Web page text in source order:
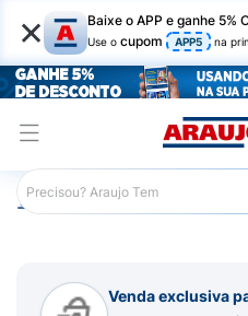
× Baixe o APP e ganhe 5%
Use o cupom APP5 na
Araujo Medicamentos
Venda exclusiva